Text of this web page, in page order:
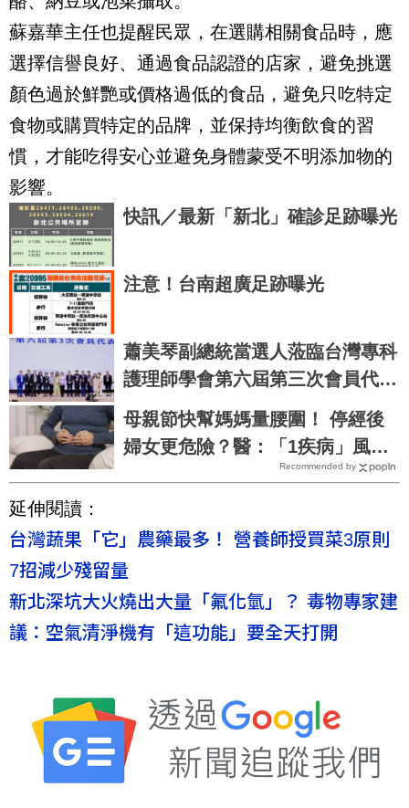
蘇嘉華主任也提醒民眾，在選購相關食品時，應
選擇信譽良好、通過食品認證的店家，避免挑選
顏色過於鮮艷或價格過低的食品，避免只吃特定
食物或購買特定的品牌，並保持均衡飲食的習
慣，才能吃得安心並避免身體蒙受不明添加物的
影響。
快訊／最新「新北」確診足跡曝光
注意！台南超廣足跡曝光
蕭美琴副總統當選人蒞臨台灣專科
護理師學會第六屆第三次會員代表
大會 盛況非凡 展望未來
母親節快幫媽媽量腰圍！ 停經後
婦女更危險？醫：「1疾病」風險
Recommended by
延伸閱讀：
台灣蔬果「它」農藥最多！ 營養師授買菜3原則
7招減少殘留量
新北深坑大火燒出大量「氟化氫」？ 毒物專家建
議：空氣清淨機有「這功能」要全天打開